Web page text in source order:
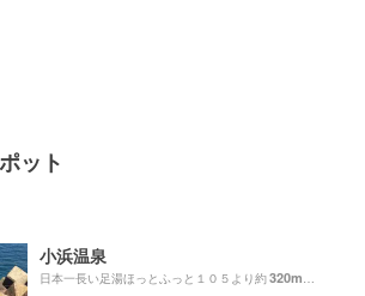
ット
小浜温泉
日本一長い足湯ほっとふっと１０５より約320m （徒歩6分）